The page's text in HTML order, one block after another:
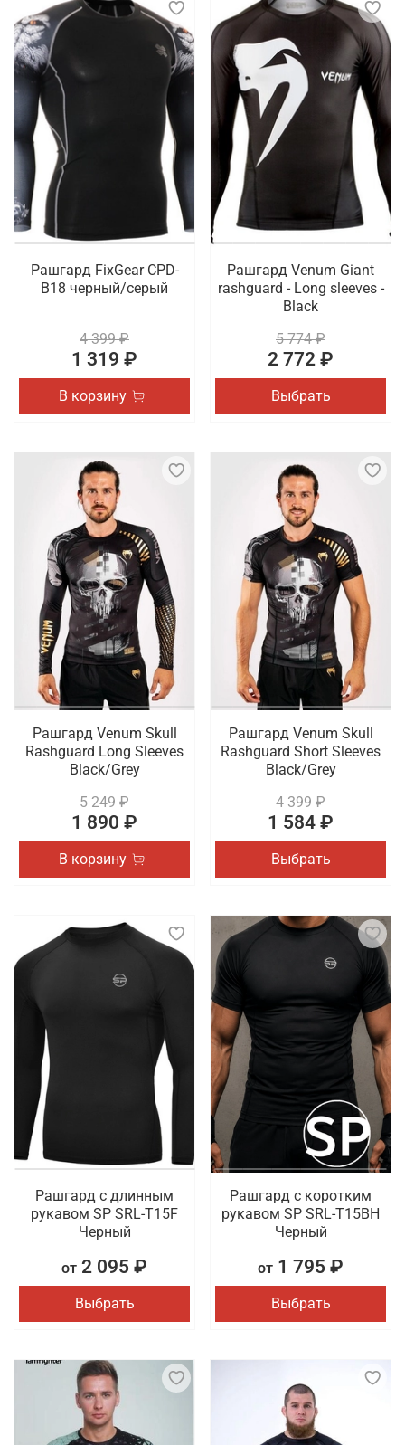
Рашгард FixGear CPD-
B18 черный/серый
4 399 ₽
1 319 ₽
В корзину
Рашгард Venum Giant
rashguard - Long sleeves -
Black
5 774 ₽
2 772 ₽
Выбрать
Рашгард Venum Skull
Rashguard Long Sleeves
Black/Grey
5 249 ₽
1 890 ₽
В корзину
Рашгард Venum Skull
Rashguard Short Sleeves
Black/Grey
4 399 ₽
1 584 ₽
Выбрать
Рашгард с длинным
рукавом SP SRL-T15F
Черный
от 2 095 ₽
Выбрать
Рашгард с коротким
рукавом SP SRL-T15BH
Черный
от 1 795 ₽
Выбрать